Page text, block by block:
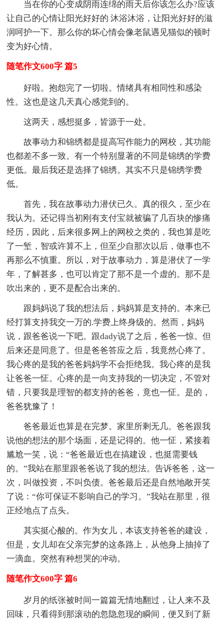
当在你的心变成阴雨连绵的雨天后你该怎么办?应该
让自己的心情让阳光好好的 沐浴沐浴，让阳光好好的滋
润呵护一下。那么你的坏心情会像老鼠遇见猫似的顿时
变为好心情。
随笔作文600字 篇5
好啦。抱怨完了一切啦。情绪具有相同性和感染
性。这也是这几天真心感觉到的。
这两天，感想挺多，皆源于一处。
故事动力和锦绣都是提高写作能力的网校，其功能
也都差不多一致。有一个特别显著的不同是锦绣的学费
更低。最后我还是选择了锦绣。其实不只是锦绣学费
低。
首先，我在故事动力潜伏已久。真的很久，至少在
我认为。还记得当初刚有支付宝就被骗了几百块的惨痛
经历，因此，后来很多网上的网校之类的，我也算是吃
了一堑，智或许算不上，但至少自那次以后，做事也不
再那么不慎重。所以，对于故事动力，算是潜伏了一学
年，了解甚多，也可以肯定了那不是一个虚的。那不是
吹出来的，更不是配合出来的。
跟妈妈说了我的想法后，妈妈算是支持的。本来已
经打算支持我交一万的.学费上终身级的。然而，妈妈
说，跟爸爸说一下吧。跟dady说了之后，爸爸一惊。但
后来还是同意了。但是爸爸答应之后，我竟然心疼了。
我心疼的是我的爸爸妈妈学不会拒绝我。我心疼的是我
让爸爸一怔。心疼的是一向支持我的一切决定，不管对
错，只要我是理智的都支持的爸爸，竟也一怔。是的，
爸爸犹豫了！
爸爸最近也算是在完梦。家里所剩无几。爸爸跟我
说他的想法的那个场面，还是记得的。他一怔，紧接着
尴尬一笑，说：“爸爸最近也在搞建设，也挺需要钱
的。”我站在那里跟爸爸说了我的想法。告诉爸爸，这一
次，叫做投资，不叫负债。爸爸最后还是自然地敞开笑
了说：“你可保证不影响自己的学习。”我站在那里，很
正经地点了点头。
其实挺心酸的。作为女儿，本该支持爸爸的建设，
但是，女儿却在父亲完梦的这条路上，从他身上抽掉了
一滴血。突然有种想哭的冲动。
随笔作文600字 篇6
岁月的纸张被时间一篇篇无情地翻过，让人来不及
回味，只看得到那滚动的忽隐忽现的瞬间，便又到了新